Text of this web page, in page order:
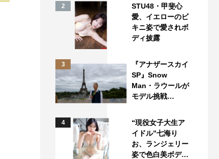
2
STU48・甲斐心
愛、イエローのビ
キニ姿で愛されボ
ディ披露
3
『アナザースカイ
SP』Snow
Man・ラウールが
モデル挑戦…
4
“現役女子大生ア
イドル”七海り
お、ランジェリー
姿で色白美ボデ…